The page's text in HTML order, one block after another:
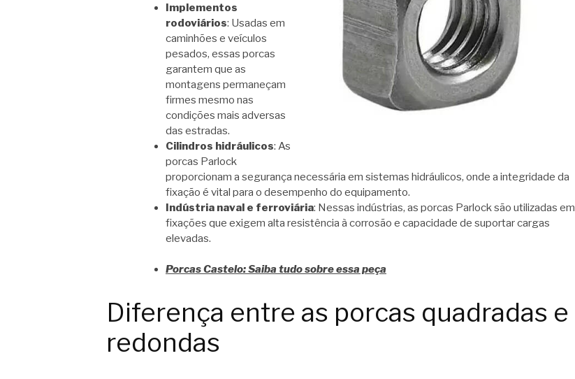
Implementos
rodoviários: Usadas em
caminhões e veículos
pesados, essas porcas
garantem que as
montagens permaneçam
firmes mesmo nas
condições mais adversas
das estradas.
Cilindros hidráulicos: As
porcas Parlock
proporcionam a segurança necessária em sistemas hidráulicos, onde a integridade da
fixação é vital para o desempenho do equipamento.
Indústria naval e ferroviária: Nessas indústrias, as porcas Parlock são utilizadas em
fixações que exigem alta resistência à corrosão e capacidade de suportar cargas
elevadas.
Porcas Castelo: Saiba tudo sobre essa peça
Diferença entre as porcas quadradas e
redondas